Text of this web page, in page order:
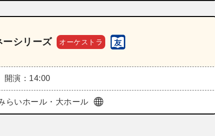
ーシリーズ オーケストラ
開演：14:00
らいホール・大ホール